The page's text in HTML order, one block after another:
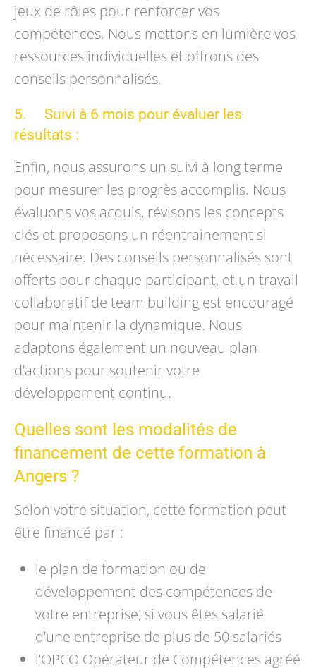
jeux de rôles pour renforcer vos
compétences. Nous mettons en lumière vos
ressources individuelles et offrons des
conseils personnalisés.
5. Suivi à 6 mois pour évaluer les
résultats :
Enfin, nous assurons un suivi à long terme
pour mesurer les progrès accomplis. Nous
évaluons vos acquis, révisons les concepts
clés et proposons un réentrainement si
nécessaire. Des conseils personnalisés sont
offerts pour chaque participant, et un travail
collaboratif de team building est encouragé
pour maintenir la dynamique. Nous
adaptons également un nouveau plan
d’actions pour soutenir votre
développement continu.
Quelles sont les modalités de
financement de cette formation à
Angers ?
Selon votre situation, cette formation peut
être financé par :
le plan de formation ou de
développement des compétences de
votre entreprise, si vous êtes salarié
d’une entreprise de plus de 50 salariés
l’OPCO Opérateur de Compétences agréé